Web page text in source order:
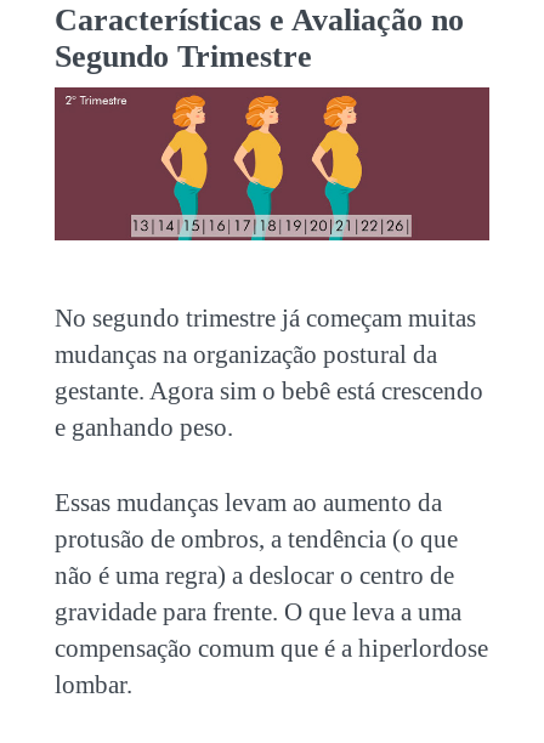
Características e Avaliação no
Segundo Trimestre
No segundo trimestre já começam muitas
mudanças na organização postural da
gestante. Agora sim o bebê está crescendo
e ganhando peso.
Essas mudanças levam ao aumento da
protusão de ombros, a tendência (o que
não é uma regra) a deslocar o centro de
gravidade para frente. O que leva a uma
compensação comum que é a hiperlordose
lombar.